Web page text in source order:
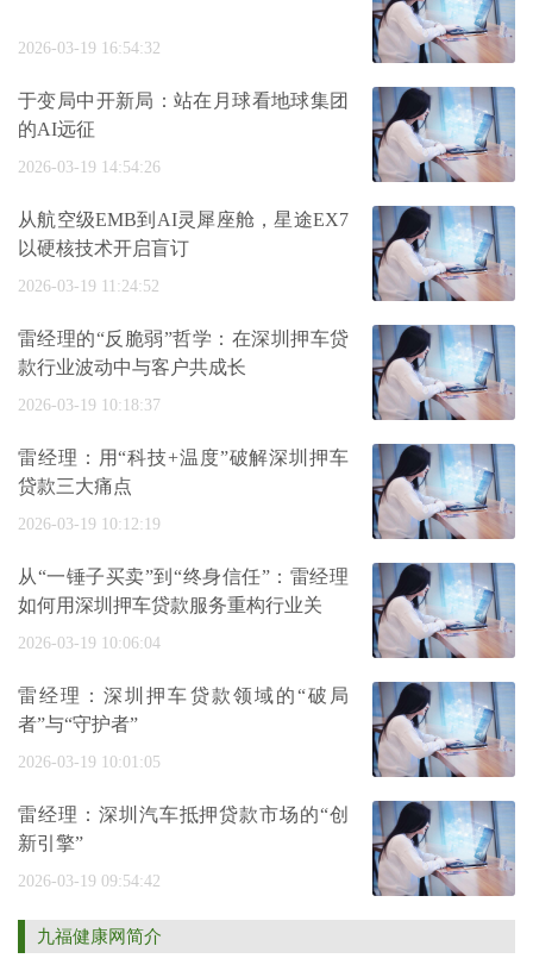
2026-03-19 16:54:32
于变局中开新局：站在月球看地球集团
的AI远征
2026-03-19 14:54:26
从航空级EMB到AI灵犀座舱，星途EX7
以硬核技术开启盲订
2026-03-19 11:24:52
雷经理的“反脆弱”哲学：在深圳押车贷
款行业波动中与客户共成长
2026-03-19 10:18:37
雷经理：用“科技+温度”破解深圳押车
贷款三大痛点
2026-03-19 10:12:19
从“一锤子买卖”到“终身信任”：雷经理
如何用深圳押车贷款服务重构行业关
2026-03-19 10:06:04
雷经理：深圳押车贷款领域的“破局
者”与“守护者”
2026-03-19 10:01:05
雷经理：深圳汽车抵押贷款市场的“创
新引擎”
2026-03-19 09:54:42
九福健康网简介